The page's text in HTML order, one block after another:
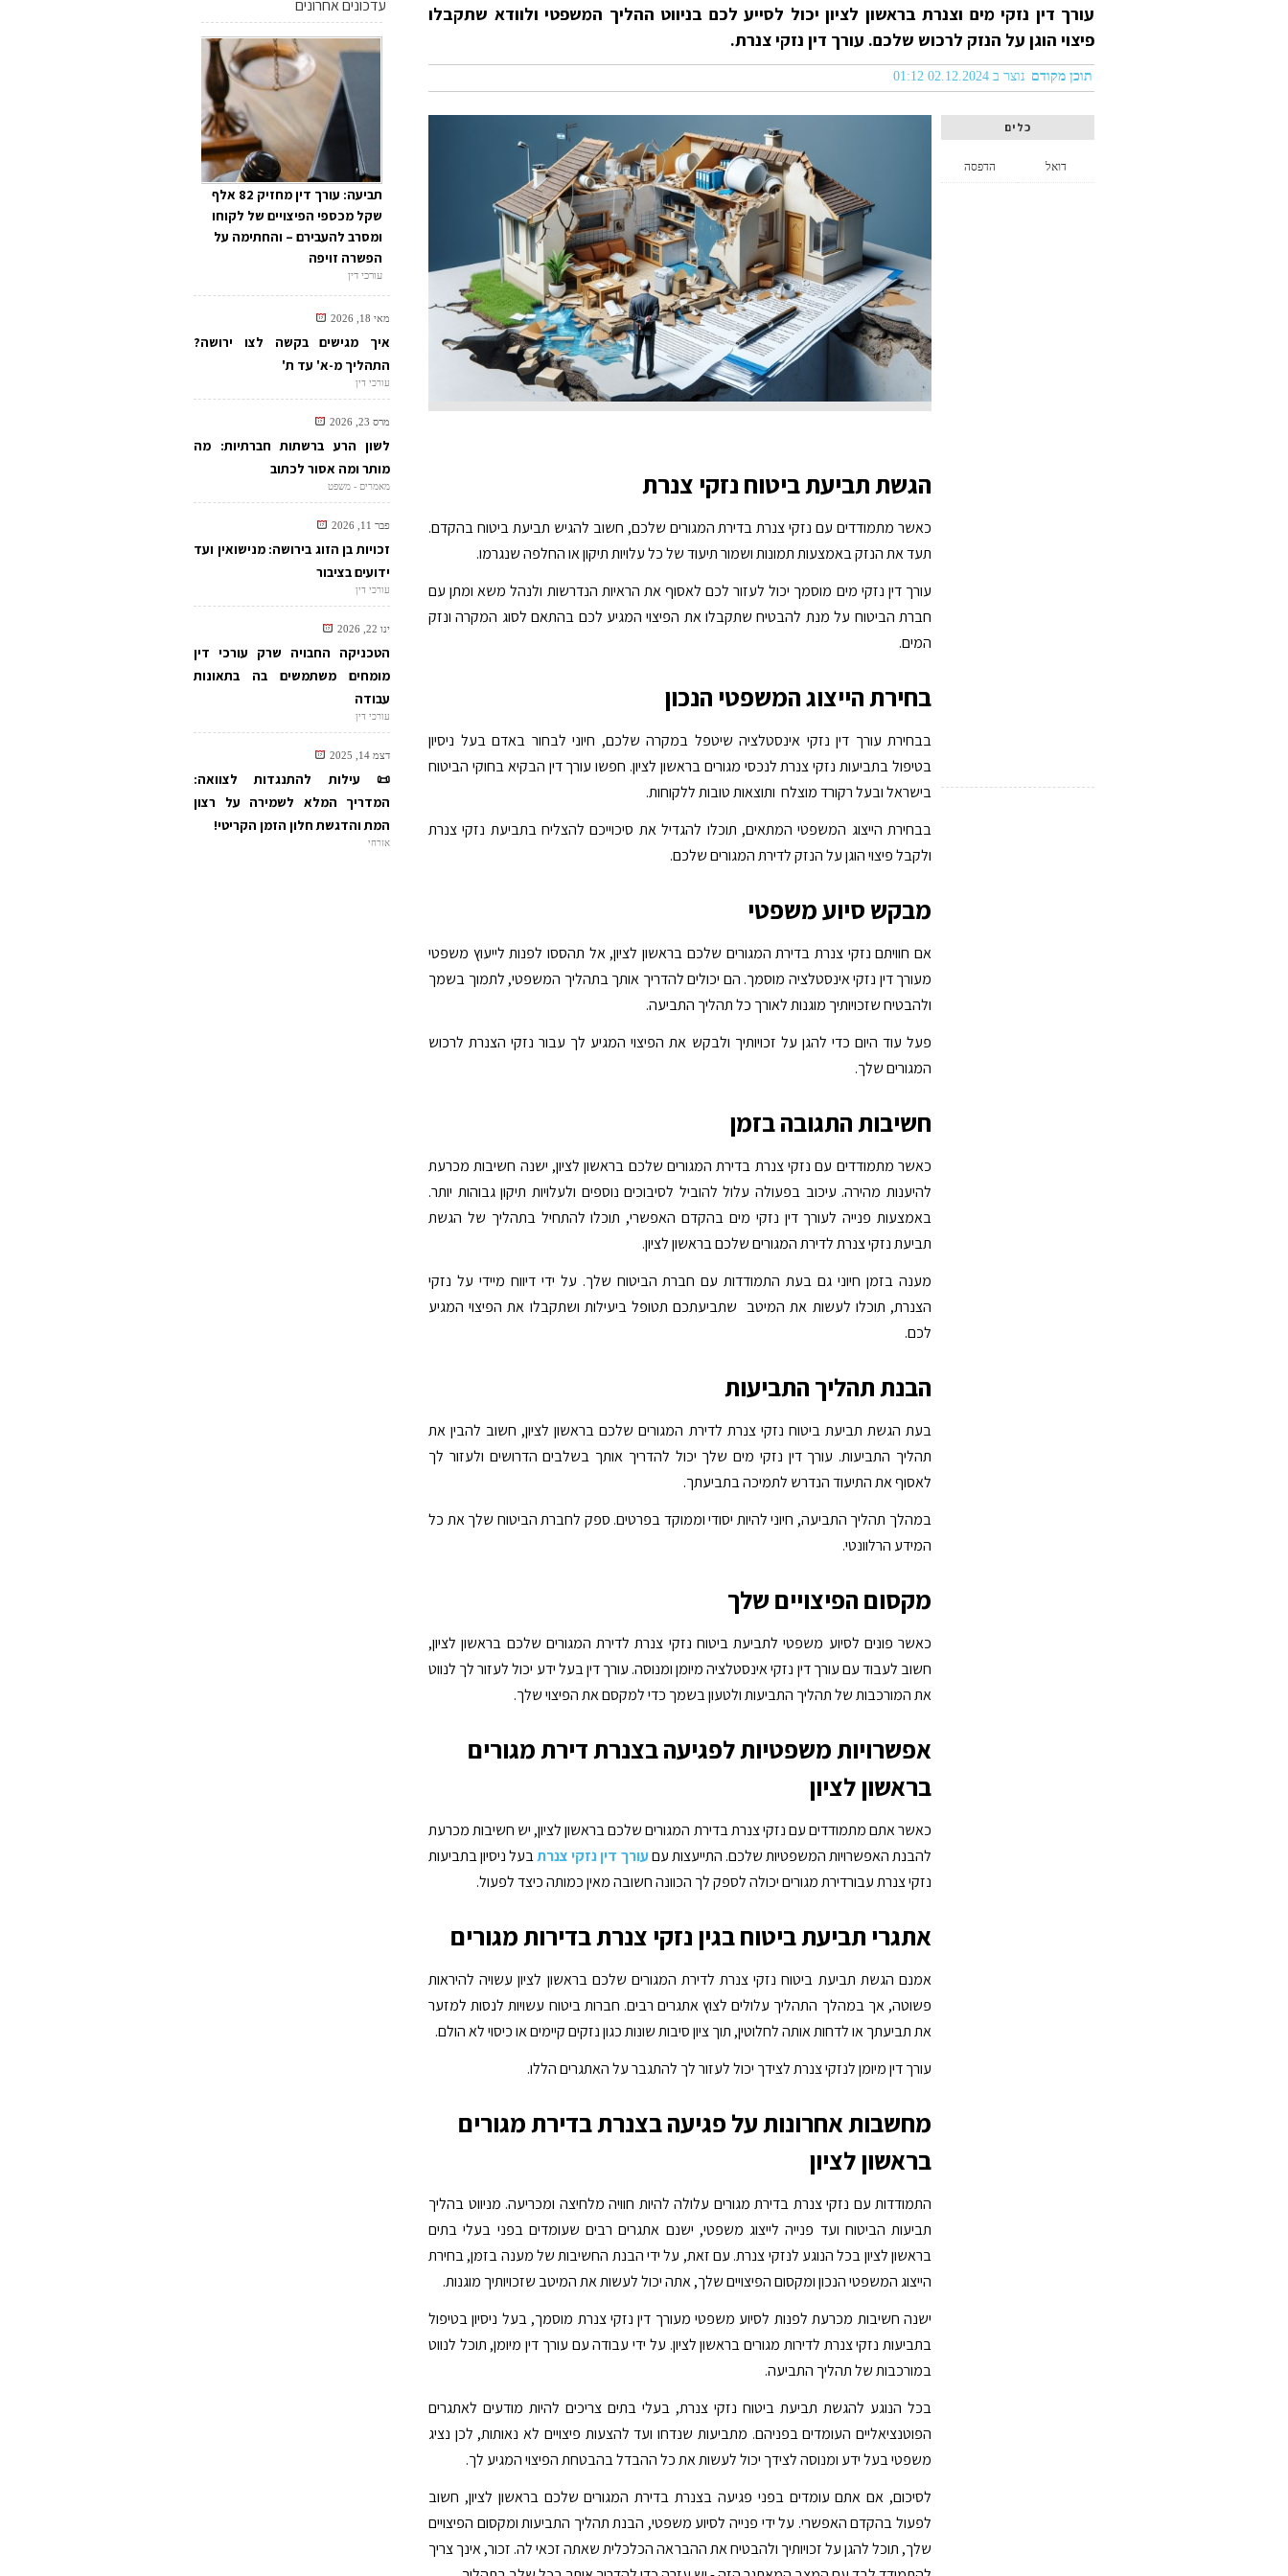
עורך דין נזקי מים וצנרת בראשון לציון יכול לסייע לכם בניווט ההליך המשפטי ולוודא שתקבלו
פיצוי הוגן על הנזק לרכוש שלכם. עורך דין נזקי צנרת.
תוכן מקודם נוצר ב 02.12.2024 01:12
כלים
הדפסה דואל
הגשת תביעת ביטוח נזקי צנרת
כאשר מתמודדים עם נזקי צנרת בדירת המגורים שלכם, חשוב להגיש תביעת ביטוח בהקדם.
תעד את הנזק באמצעות תמונות ושמור תיעוד של כל עלויות תיקון או החלפה שנגרמו.
עורך דין נזקי מים מוסמך יכול לעזור לכם לאסוף את הראיות הנדרשות ולנהל משא ומתן עם
חברת הביטוח על מנת להבטיח שתקבלו את הפיצוי המגיע לכם בהתאם לסוג המקרה ונזק
המים.
בחירת הייצוג המשפטי הנכון
בבחירת עורך דין נזקי אינסטלציה שיטפל במקרה שלכם, חיוני לבחור באדם בעל ניסיון
בטיפול בתביעות נזקי צנרת לנכסי מגורים בראשון לציון. חפשו עורך דין הבקיא בחוקי הביטוח
בישראל ובעל רקורד מוצלח ותוצאות טובות ללקוחות.
בבחירת הייצוג המשפטי המתאים, תוכלו להגדיל את סיכוייכם להצליח בתביעת נזקי צנרת
ולקבל פיצוי הוגן על הנזק לדירת המגורים שלכם.
מבקש סיוע משפטי
אם חוויתם נזקי צנרת בדירת המגורים שלכם בראשון לציון, אל תהססו לפנות לייעוץ משפטי
מעורך דין נזקי אינסטלציה מוסמך. הם יכולים להדריך אותך בתהליך המשפטי, לתמוך בשמך
ולהבטיח שזכויותיך מוגנות לאורך כל תהליך התביעה.
פעל עוד היום כדי להגן על זכויותיך ולבקש את הפיצוי המגיע לך עבור נזקי הצנרת לרכוש
המגורים שלך.
חשיבות התגובה בזמן
כאשר מתמודדים עם נזקי צנרת בדירת המגורים שלכם בראשון לציון, ישנה חשיבות מכרעת
להיענות מהירה. עיכוב בפעולה עלול להוביל לסיבוכים נוספים ולעלויות תיקון גבוהות יותר.
באמצעות פנייה לעורך דין נזקי מים בהקדם האפשרי, תוכלו להתחיל בתהליך של הגשת
תביעת נזקי צנרת לדירת המגורים שלכם בראשון לציון.
מענה בזמן חיוני גם בעת התמודדות עם חברת הביטוח שלך. על ידי דיווח מיידי על נזקי
הצנרת, תוכלו לעשות את המיטב שתביעתכם תטופל ביעילות ושתקבלו את הפיצוי המגיע
לכם.
הבנת תהליך התביעות
בעת הגשת תביעת ביטוח נזקי צנרת לדירת המגורים שלכם בראשון לציון, חשוב להבין את
תהליך התביעות. עורך דין נזקי מים שלך יכול להדריך אותך בשלבים הדרושים ולעזור לך
לאסוף את התיעוד הנדרש לתמיכה בתביעתך.
במהלך תהליך התביעה, חיוני להיות יסודי וממוקד בפרטים. ספק לחברת הביטוח שלך את כל
המידע הרלוונטי.
מקסום הפיצויים שלך
כאשר פונים לסיוע משפטי לתביעת ביטוח נזקי צנרת לדירת המגורים שלכם בראשון לציון,
חשוב לעבוד עם עורך דין נזקי אינסטלציה מיומן ומנוסה. עורך דין בעל ידע יכול לעזור לך לנווט
את המורכבות של תהליך התביעות ולטעון בשמך כדי למקסם את הפיצוי שלך.
אפשרויות משפטיות לפגיעה בצנרת דירת מגורים
בראשון לציון
כאשר אתם מתמודדים עם נזקי צנרת בדירת המגורים שלכם בראשון לציון, יש חשיבות מכרעת
להבנת האפשרויות המשפטיות שלכם. התייעצות עםעורך דין נזקי צנרתבעל ניסיון בתביעות
נזקי צנרת עבורדירת מגורים יכולה לספק לך הכוונה חשובה מאין כמותה כיצד לפעול.
אתגרי תביעת ביטוח בגין נזקי צנרת בדירות מגורים
אמנם הגשת תביעת ביטוח נזקי צנרת לדירת המגורים שלכם בראשון לציון עשויה להיראות
פשוטה, אך במהלך התהליך עלולים לצוץ אתגרים רבים. חברות ביטוח עשויות לנסות למזער
את תביעתך או לדחות אותה לחלוטין, תוך ציון סיבות שונות כגון נזקים קיימים או כיסוי לא הולם.
עורך דין מיומן לנזקי צנרת לצידך יכול לעזור לך להתגבר על האתגרים הללו.
מחשבות אחרונות על פגיעה בצנרת בדירת מגורים
בראשון לציון
התמודדות עם נזקי צנרת בדירת מגורים עלולה להיות חוויה מלחיצה ומכריעה. מניווט בהליך
תביעות הביטוח ועד פנייה לייצוג משפטי, ישנם אתגרים רבים שעומדים בפני בעלי בתים
בראשון לציון בכל הנוגע לנזקי צנרת. עם זאת, על ידי הבנת החשיבות של מענה בזמן, בחירת
הייצוג המשפטי הנכון ומקסום הפיצויים שלך, אתה יכול לעשות את המיטב שזכויותיך מוגנות.
ישנה חשיבות מכרעת לפנות לסיוע משפטי מעורך דין נזקי צנרת מוסמך, בעל ניסיון בטיפול
בתביעות נזקי צנרת לדירות מגורים בראשון לציון. על ידי עבודה עם עורך דין מיומן, תוכל לנווט
במורכבות של תהליך התביעה.
בכל הנוגע להגשת תביעת ביטוח נזקי צנרת, בעלי בתים צריכים להיות מודעים לאתגרים
הפוטנציאליים העומדים בפניהם. מתביעות שנדחו ועד להצעות פיצויים לא נאותות, לכן נציג
משפטי בעל ידע ומנוסה לצידך יכול לעשות את כל ההבדל בהבטחת הפיצוי המגיע לך.
לסיכום, אם אתם עומדים בפני פגיעה בצנרת בדירת המגורים שלכם בראשון לציון, חשוב
לפעול בהקדם האפשרי. על ידי פנייה לסיוע משפטי, הבנת תהליך התביעות ומקסום הפיצויים
שלך, תוכל להגן על זכויותיך ולהבטיח את ההבראה הכלכלית שאתה זכאי לה. זכור, אינך צריך
עדכונים אחרונים
תביעה: עורך דין מחזיק 82 אלף
שקל מכספי הפיצויים של לקוחו
ומסרב להעבירם – והחתימה על
הפשרה זויפה
עורכי דין
מאי 18, 2026
איך מגישים בקשה לצו ירושה?
התהליך מ-א' עד ת'
עורכי דין
מרס 23, 2026
לשון הרע ברשתות חברתיות: מה
מותר ומה אסור לכתוב
מאמרים - משפט
פבר 11, 2026
זכויות בן הזוג בירושה: מנישואין ועד
ידועים בציבור
עורכי דין
ינו 22, 2026
הטכניקה החבויה שרק עורכי דין
מומחים משתמשים בה בתאונות
עבודה
עורכי דין
דצמ 14, 2025
📜 עילות להתנגדות לצוואה:
המדריך המלא לשמירה על רצון
המת והדגשת חלון הזמן הקריטי!
אזרחי